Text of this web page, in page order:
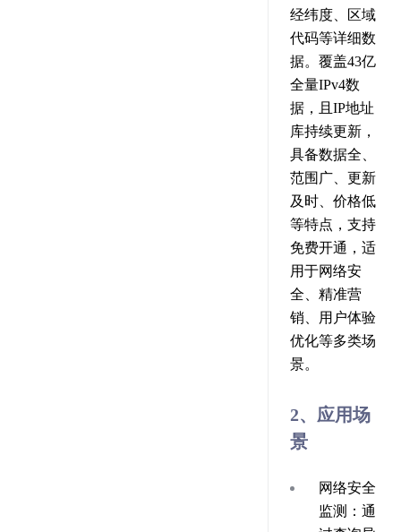
经纬度、区域
代码等详细数
据。覆盖43亿
全量IPv4数
据，且IP地址
库持续更新，
具备数据全、
范围广、更新
及时、价格低
等特点，支持
免费开通，适
用于网络安
全、精准营
销、用户体验
优化等多类场
景。
2、应用场
景
网络安全
监测 ：通